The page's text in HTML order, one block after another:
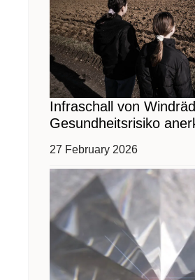
Infraschall von
Gesundheitsrisiko
27 February 2026